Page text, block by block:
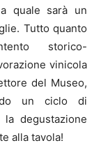
quale sarà un
Tutto quanto
storico-
vinicola
del Museo,
un ciclo di
degustazione
alla tavola!